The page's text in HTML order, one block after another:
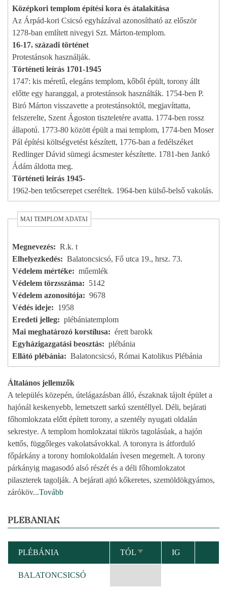
Középkori templom építési kora és átalakítása
Az Árpád-kori Csicsó egyházával azonosítható az először
1278-ban említett nivegyi Szt. Márton-templom.
16-17. századi történet
Protestánsok használják.
Történeti leírás 1701-1945
1747: kis méretű, elegáns templom, kőből épült, torony állt
előtte egy haranggal, a protestánsok használták. 1754-ben P.
Biró Márton visszavette a protestánsoktól, megjavíttatta,
felszerelte, Szent Ágoston tiszteletére avatta. 1774-ben rossz
állapotú. 1773-80 között épült a mai templom, 1774-ben Moser
Pál építési költségvetést készített, 1776-ban a fedélszéket
Redlinger Dávid sümegi ácsmester készítette. 1781-ben Jankó
Ádám áldotta meg.
Történeti leírás 1945-
1962-ben tetőcserepet cseréltek. 1964-ben külső-belső vakolás.
MAI TEMPLOM ADATAI
Megnevezés
R.k. t
Elhelyezkedés
Balatoncsicsó, Fő utca 19., hrsz. 73.
Védelem mértéke
műemlék
Védelem törzsszáma
5142
Védelem azonosítója
9678
Védés ideje
1958
Eredeti jelleg
plébániatemplom
Mai meghatározó korstílusa
érett barokk
Egyházigazgatási beosztás
plébánia
Ellátó plébánia
Balatoncsicsó, Római Katolikus Plébánia
Általános jellemzők
A település közepén, útelágazásban álló, északnak tájolt épület a
hajónál keskenyebb, lemetszett sarkú szentéllyel. Déli, bejárati
főhomlokzata előtt épített torony, a szentély nyugati oldalán
sekrestye. A templom homlokzatai tükrös tagolásúak, a hajón
kettős, függőleges vakolatsávokkal. A toronyra is átforduló
főpárkány a torony homlokoldalán ívesen megemelt. A torony
párkányig magasodó alsó részét és a déli főhomlokzatot
pilaszterek tagolják. A bejárati ajtó kőkeretes, szemöldökgyámos,
záróköv...Tovább
PLÉBÁNIÁK
PLÉBÁNIA TÓLNÖVEKVŐ
RENDEZÉS
IG
BALATONCSICSÓ